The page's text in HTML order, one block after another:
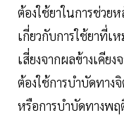
ต้องใช้ยาในการช่วย
เกี่ยวกับการใช้ยาที่เ
เสี่ยงจากผลข้างเคีย
ต้องใช้การบำบัดทา
หรือการบำบัดทางพ